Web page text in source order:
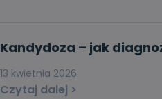
Kandydoza – jak
Czytaj dalej >
13 kwietnia 2026